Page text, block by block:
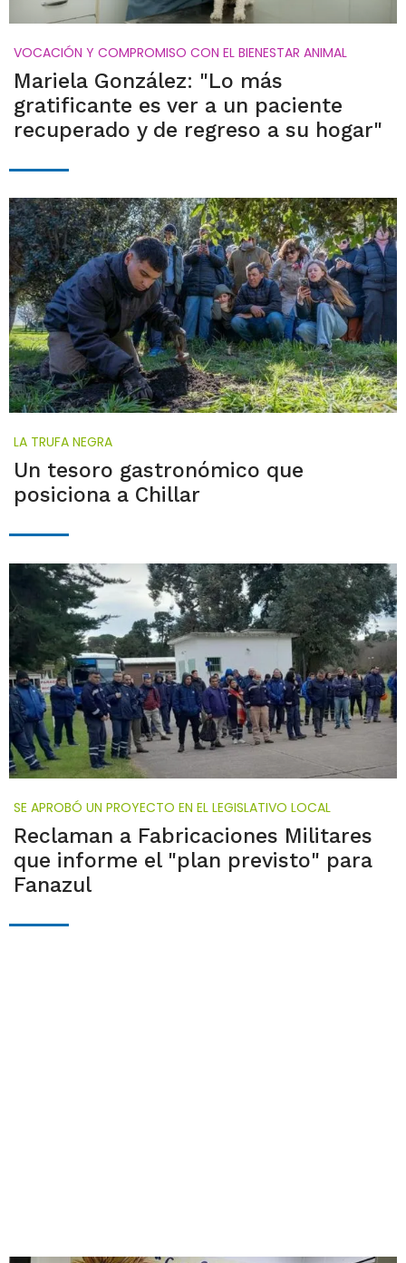
VOCACIÓN Y COMPROMISO CON EL BIENESTAR ANIMAL
Mariela González: "Lo más
gratificante es ver a un paciente
recuperado y de regreso a su hogar"
LA TRUFA NEGRA
Un tesoro gastronómico que
posiciona a Chillar
SE APROBÓ UN PROYECTO EN EL LEGISLATIVO LOCAL
Reclaman a Fabricaciones Militares
que informe el "plan previsto" para
Fanazul